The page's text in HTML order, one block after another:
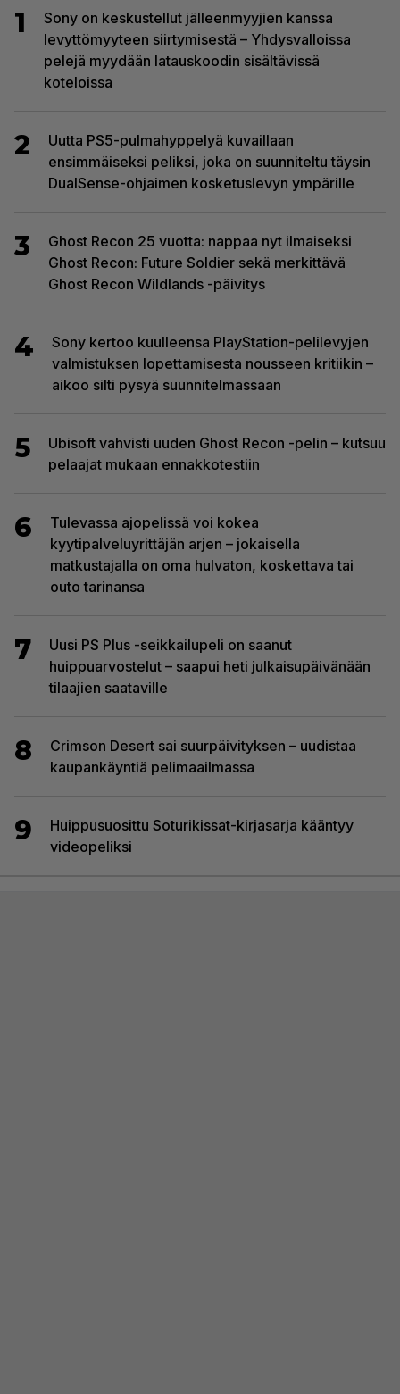
1
Sony on keskustellut jälleenmyyjien kanssa
levyttömyyteen siirtymisestä – Yhdysvalloissa
pelejä myydään latauskoodin sisältävissä
koteloissa
2
Uutta PS5-pulmahyppelyä kuvaillaan
ensimmäiseksi peliksi, joka on suunniteltu täysin
DualSense-ohjaimen kosketuslevyn ympärille
3
Ghost Recon 25 vuotta: nappaa nyt ilmaiseksi
Ghost Recon: Future Soldier sekä merkittävä
Ghost Recon Wildlands -päivitys
4
Sony kertoo kuulleensa PlayStation-pelilevyjen
valmistuksen lopettamisesta nousseen kritiikin –
aikoo silti pysyä suunnitelmassaan
5
Ubisoft vahvisti uuden Ghost Recon -pelin – kutsuu
pelaajat mukaan ennakkotestiin
6
Tulevassa ajopelissä voi kokea
kyytipalveluyrittäjän arjen – jokaisella
matkustajalla on oma hulvaton, koskettava tai
outo tarinansa
7
Uusi PS Plus -seikkailupeli on saanut
huippuarvostelut – saapui heti julkaisupäivänään
tilaajien saataville
8
Crimson Desert sai suurpäivityksen – uudistaa
kaupankäyntiä pelimaailmassa
9
Huippusuosittu Soturikissat-kirjasarja kääntyy
videopeliksi